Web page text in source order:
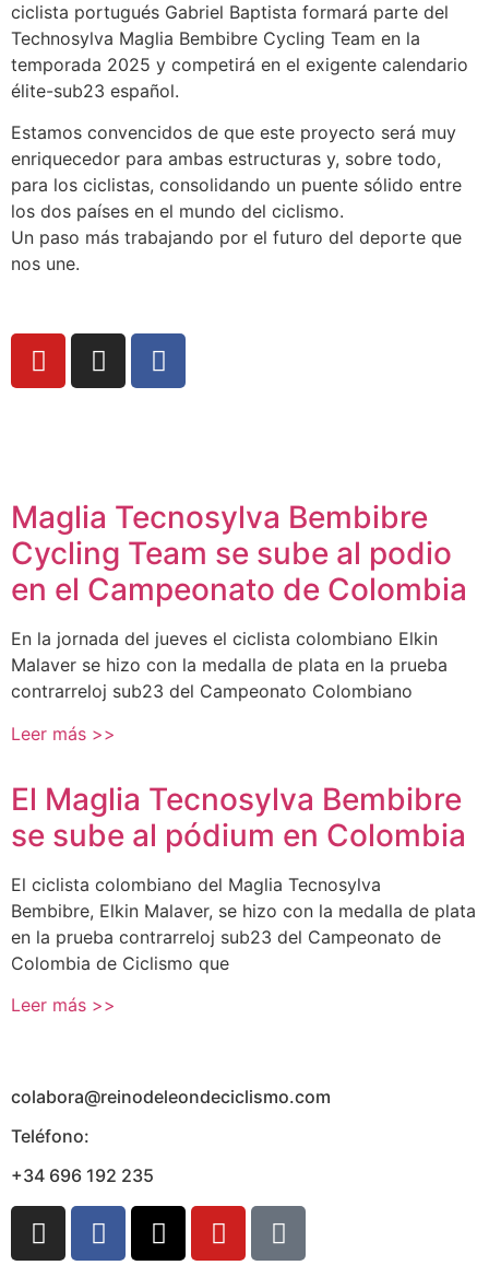
ciclista portugués Gabriel Baptista formará parte del
Technosylva Maglia Bembibre Cycling Team en la
temporada 2025 y competirá en el exigente calendario
élite-sub23 español.
Estamos convencidos de que este proyecto será muy
enriquecedor para ambas estructuras y, sobre todo,
para los ciclistas, consolidando un puente sólido entre
los dos países en el mundo del ciclismo.
Un paso más trabajando por el futuro del deporte que
nos une.
Maglia Tecnosylva Bembibre
Cycling Team se sube al podio
en el Campeonato de Colombia
En la jornada del jueves el ciclista colombiano Elkin
Malaver se hizo con la medalla de plata en la prueba
contrarreloj sub23 del Campeonato Colombiano
Leer más >>
El Maglia Tecnosylva Bembibre
se sube al pódium en Colombia
El ciclista colombiano del Maglia Tecnosylva
Bembibre, Elkin Malaver, se hizo con la medalla de plata
en la prueba contrarreloj sub23 del Campeonato de
Colombia de Ciclismo que
Leer más >>
colabora@reinodeleondeciclismo.com
Teléfono:
+34 696 192 235